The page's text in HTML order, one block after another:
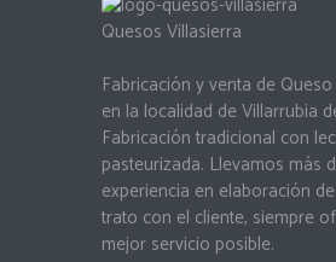
Quesos Villasierra
Fabricación y venta de
en la localidad de Villarrubia
Fabricación tradicional con
pasteurizada. Llevamos más
experiencia en elaboración
trato con el cliente, siempre
mejor servicio posible.